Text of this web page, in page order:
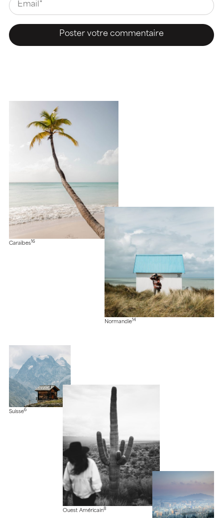
Caraïbes16
Normandie14
Suisse6
Ouest Américain8